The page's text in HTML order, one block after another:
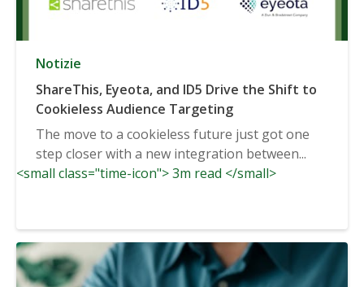
Notizie
ShareThis, Eyeota, and ID5 Drive the Shift to
Cookieless Audience Targeting
The move to a cookieless future just got one
step closer with a new integration between...
<small class="time-icon"> 3m read </small>